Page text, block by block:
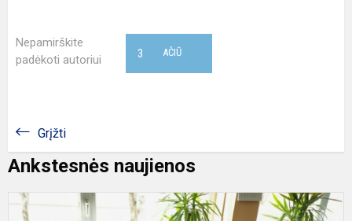
Nepamirškite
padėkoti autoriui
AČIŪ
3
Grįžti
Ankstesnės naujienos